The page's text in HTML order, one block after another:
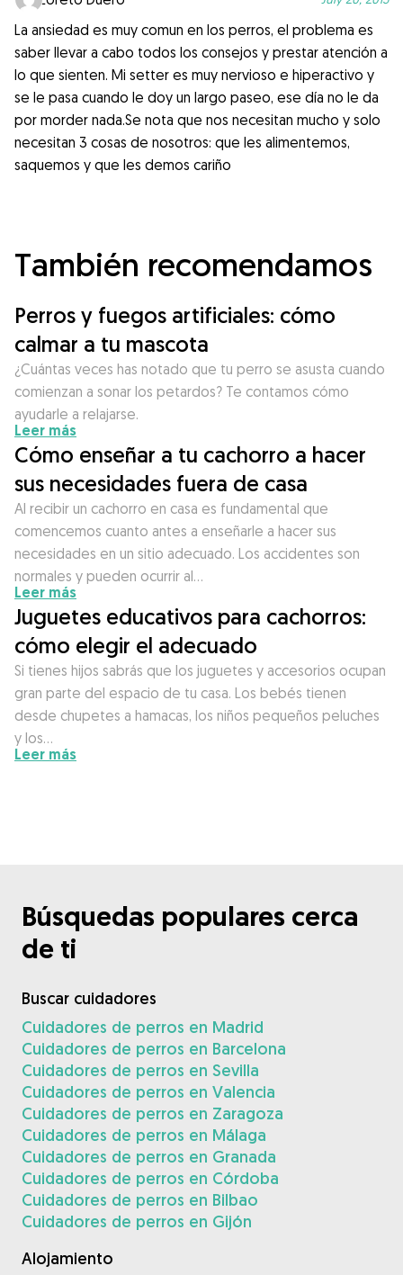
La ansiedad es muy comun en los perros, el problema es
saber llevar a cabo todos los consejos y prestar atención a
lo que sienten. Mi setter es muy nervioso e hiperactivo y
se le pasa cuando le doy un largo paseo, ese día no le da
por morder nada.Se nota que nos necesitan mucho y solo
necesitan 3 cosas de nosotros: que les alimentemos,
saquemos y que les demos cariño
También recomendamos
Perros y fuegos artificiales: cómo
calmar a tu mascota
¿Cuántas veces has notado que tu perro se asusta cuando
comienzan a sonar los petardos? Te contamos cómo
ayudarle a relajarse.
Leer más
Cómo enseñar a tu cachorro a hacer
sus necesidades fuera de casa
Al recibir un cachorro en casa es fundamental que
comencemos cuanto antes a enseñarle a hacer sus
necesidades en un sitio adecuado. Los accidentes son
normales y pueden ocurrir al…
Leer más
Juguetes educativos para cachorros:
cómo elegir el adecuado
Si tienes hijos sabrás que los juguetes y accesorios ocupan
gran parte del espacio de tu casa. Los bebés tienen
desde chupetes a hamacas, los niños pequeños peluches
y los…
Leer más
Búsquedas populares cerca
de ti
Buscar cuidadores
Cuidadores de perros en Madrid
Cuidadores de perros en Barcelona
Cuidadores de perros en Sevilla
Cuidadores de perros en Valencia
Cuidadores de perros en Zaragoza
Cuidadores de perros en Málaga
Cuidadores de perros en Granada
Cuidadores de perros en Córdoba
Cuidadores de perros en Bilbao
Cuidadores de perros en Gijón
Alojamiento